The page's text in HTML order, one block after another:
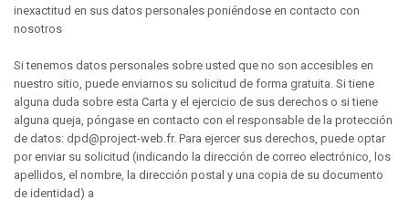
inexactitud en sus datos personales poniéndose en contacto con
nosotros
Si tenemos datos personales sobre usted que no son accesibles en
nuestro sitio, puede enviarnos su solicitud de forma gratuita. Si tiene
alguna duda sobre esta Carta y el ejercicio de sus derechos o si tiene
alguna queja, póngase en contacto con el responsable de la protección
de datos: dpd@project-web.fr. Para ejercer sus derechos, puede optar
por enviar su solicitud (indicando la dirección de correo electrónico, los
apellidos, el nombre, la dirección postal y una copia de su documento
de identidad) a